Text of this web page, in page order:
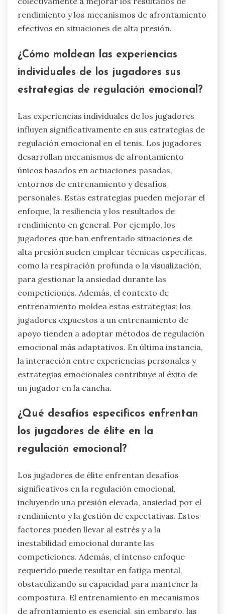
mientras que la adaptabilidad les ayuda a ajustar
estrategias durante los partidos. La
reconocer desencadenantes emocionales,
fomentando un mejor enfoque y toma de
decisiones. Estos atributos contribuyen
colectivamente a mejorar los resultados de
efectivos en situaciones de alta presión.
¿Cómo moldean las experiencias
individuales de los jugadores sus
estrategias de regulación emocional?
Las experiencias individuales de los jugadores
influyen significativamente en sus estrategias de
regulación emocional en el tenis. Los jugadores
desarrollan mecanismos de afrontamiento
únicos basados en actuaciones pasadas,
entornos de entrenamiento y desafíos
personales. Estas estrategias pueden mejorar el
enfoque, la resiliencia y los resultados de
rendimiento en general. Por ejemplo, los
jugadores que han enfrentado situaciones de
alta presión suelen emplear técnicas específicas,
como la respiración profunda o la visualización,
para gestionar la ansiedad durante las
competiciones. Además, el contexto de
entrenamiento moldea estas estrategias; los
jugadores expuestos a un entrenamiento de
apoyo tienden a adoptar métodos de regulación
emocional más adaptativos. En última instancia,
la interacción entre experiencias personales y
un jugador en la cancha.
¿Qué desafíos específicos enfrentan
los jugadores de élite en la
regulación emocional?
Los jugadores de élite enfrentan desafíos
significativos en la regulación emocional,
incluyendo una presión elevada, ansiedad por el
rendimiento y la gestión de expectativas. Estos